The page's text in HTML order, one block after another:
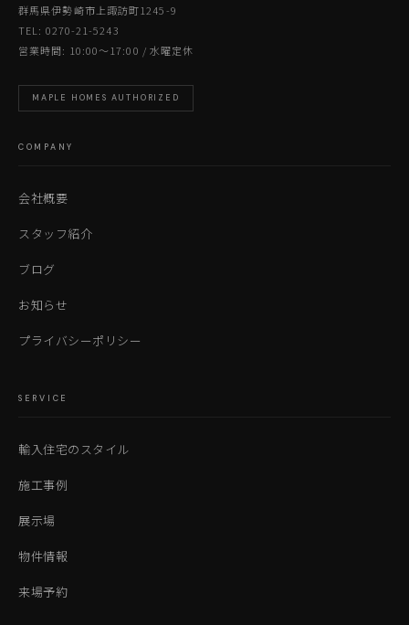
群馬県伊勢崎市上諏訪町1245-9
TEL: 0270-21-5243
営業時間: 10:00〜17:00 / 水曜定休
MAPLE HOMES AUTHORIZED
COMPANY
会社概要
スタッフ紹介
ブログ
お知らせ
プライバシーポリシー
SERVICE
輸入住宅のスタイル
施工事例
展示場
物件情報
来場予約